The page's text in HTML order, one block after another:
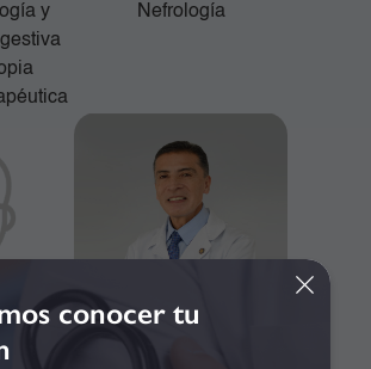
y
Nefrología
conocer tu